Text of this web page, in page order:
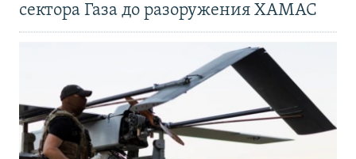
сектора Газа до разоружения ХАМАС